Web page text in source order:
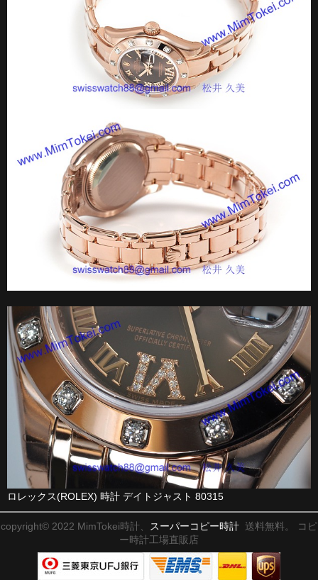
ロレックス(ROLEX) 時計 デイトジャスト 80315
copyright© 2022 MimTokei時計、 スーパーコピー時計 送料無料。 コピ
ー時計工場直販店